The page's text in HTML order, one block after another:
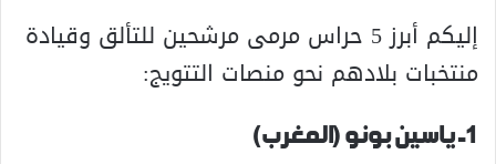
إليكم أبرز 5 حراس مرمى مرشحين للتألق وقيادة
منتخبات بلادهم نحو منصات التتويج:
1- ياسين بونو (المغرب)